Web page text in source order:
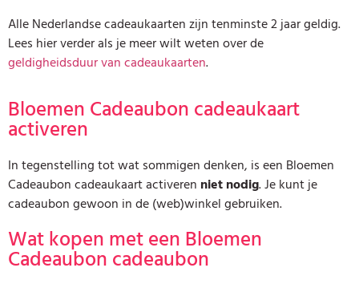
Alle Nederlandse cadeaukaarten zijn tenminste 2 jaar geldig.
Lees hier verder als je meer wilt weten over de
geldigheidsduur van cadeaukaarten.
Bloemen Cadeaubon cadeaukaart
activeren
In tegenstelling tot wat sommigen denken, is een Bloemen
Cadeaubon cadeaukaart activeren niet nodig. Je kunt je
cadeaubon gewoon in de (web)winkel gebruiken.
Wat kopen met een Bloemen
Cadeaubon cadeaubon